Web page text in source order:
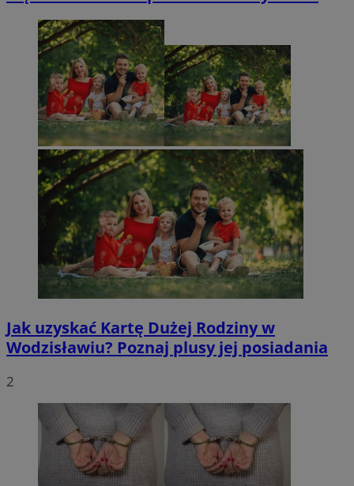
Jak uzyskać Kartę Dużej Rodziny w
Wodzisławiu? Poznaj plusy jej posiadania
2